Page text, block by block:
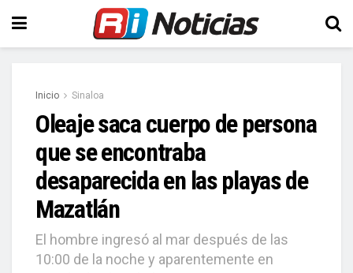
Inicio Sinaloa
Oleaje saca cuerpo de persona
que se encontraba
desaparecida en las playas de
Mazatlán
El hombre ingresó al mar después de las
10:00 de la noche y aparentemente en